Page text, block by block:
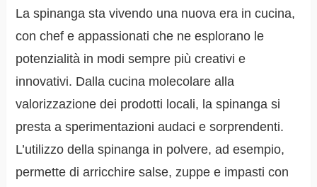
La spinanga sta vivendo una nuova era in cucina,
con chef e appassionati che ne esplorano le
potenzialità in modi sempre più creativi e
innovativi. Dalla cucina molecolare alla
valorizzazione dei prodotti locali, la spinanga si
presta a sperimentazioni audaci e sorprendenti.
L’utilizzo della spinanga in polvere, ad esempio,
permette di arricchire salse, zuppe e impasti con